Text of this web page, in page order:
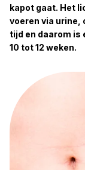
kapot gaat. Het
voeren via urine,
tijd en daarom is
10 tot 12 weken.